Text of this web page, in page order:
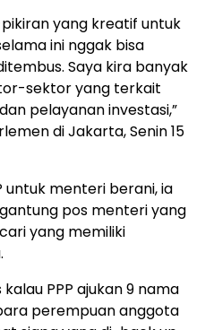
yang kreatif untuk
ini nggak bisa
Saya kira banyak
sektor yang terkait
pelayanan investasi,”
di Jakarta, Senin 15
untuk menteri berani, ia
pos menteri yang
yang memiliki
PPP ajukan 9 nama
perempuan anggota